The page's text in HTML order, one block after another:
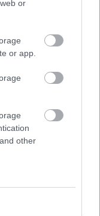
or
or app.
other
a Flórián téri
a KM Építőt,
5. blokk új